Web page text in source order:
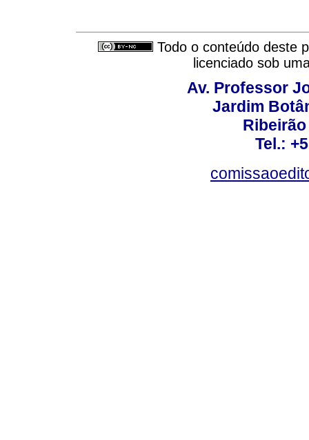
Todo o conteúdo deste
licenciado sob
Av. Professor
Jardim
Tel.: